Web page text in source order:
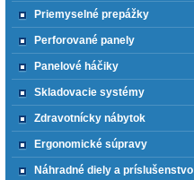
Priemyselné prepážky
Perforované panely
Panelové háčiky
Skladovacie systémy
Zdravotnícky nábytok
Ergonomické súpravy
Náhradné diely a príslušenstvo